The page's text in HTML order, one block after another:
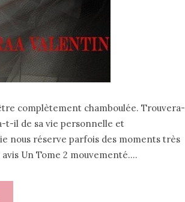
complètement chamboulée. Trouvera-
t-il de sa vie personnelle et
nous réserve parfois des moments très
Un Tome 2 mouvementé.…